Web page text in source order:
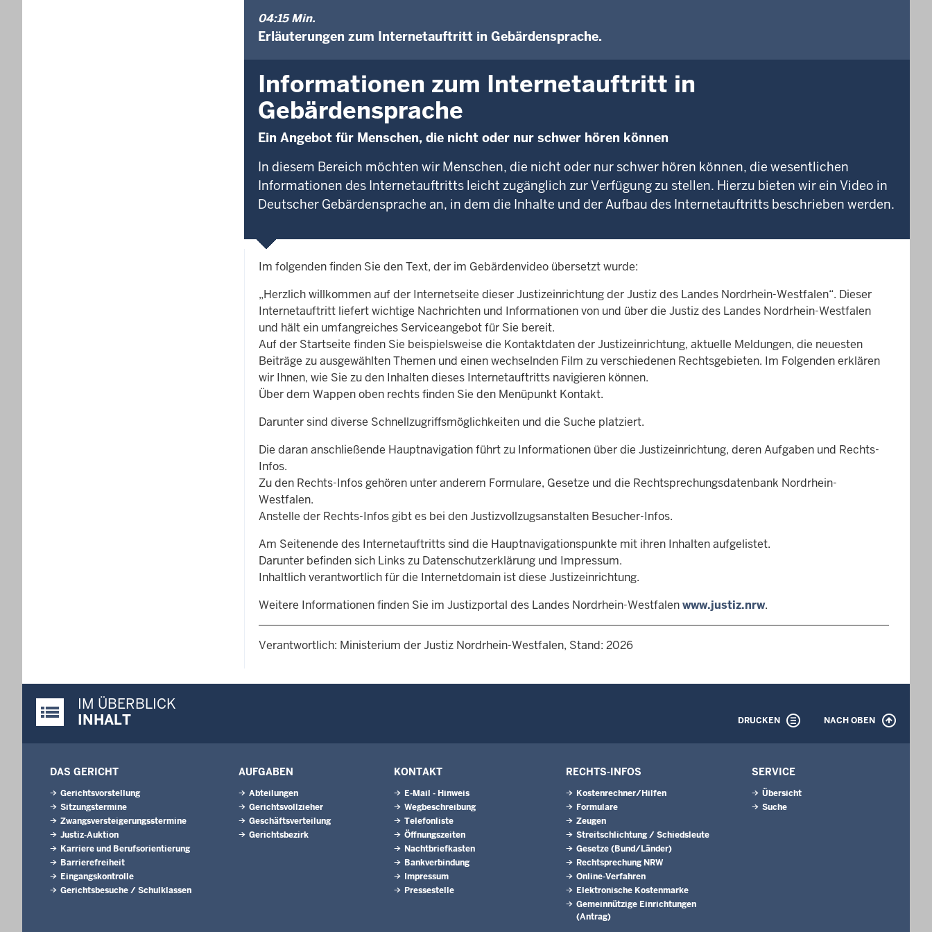
04:15 Min.
Erläuterungen zum Internetauftritt in Gebärdensprache.
Informationen zum Internetauftritt in
Gebärdensprache
Ein Angebot für Menschen, die nicht oder nur schwer hören können
In diesem Bereich möchten wir Menschen, die nicht oder nur schwer hören können, die wesentlichen
Informationen des Internetauftritts leicht zugänglich zur Verfügung zu stellen. Hierzu bieten wir ein Video in
Deutscher Gebärdensprache an, in dem die Inhalte und der Aufbau des Internetauftritts beschrieben werden.
Im folgenden finden Sie den Text, der im Gebärdenvideo übersetzt wurde:
„Herzlich willkommen auf der Internetseite dieser Justizeinrichtung der Justiz des Landes Nordrhein-Westfalen“. Dieser
Internetauftritt liefert wichtige Nachrichten und Informationen von und über die Justiz des Landes Nordrhein-Westfalen
und hält ein umfangreiches Serviceangebot für Sie bereit.
Auf der Startseite finden Sie beispielsweise die Kontaktdaten der Justizeinrichtung, aktuelle Meldungen, die neuesten
Beiträge zu ausgewählten Themen und einen wechselnden Film zu verschiedenen Rechtsgebieten. Im Folgenden erklären
wir Ihnen, wie Sie zu den Inhalten dieses Internetauftritts navigieren können.
Über dem Wappen oben rechts finden Sie den Menüpunkt Kontakt.
Darunter sind diverse Schnellzugriffsmöglichkeiten und die Suche platziert.
Die daran anschließende Hauptnavigation führt zu Informationen über die Justizeinrichtung, deren Aufgaben und Rechts-
Infos.
Zu den Rechts-Infos gehören unter anderem Formulare, Gesetze und die Rechtsprechungsdatenbank Nordrhein-
Westfalen.
Anstelle der Rechts-Infos gibt es bei den Justizvollzugsanstalten Besucher-Infos.
Am Seitenende des Internetauftritts sind die Hauptnavigationspunkte mit ihren Inhalten aufgelistet.
Darunter befinden sich Links zu Datenschutzerklärung und Impressum.
Inhaltlich verantwortlich für die Internetdomain ist diese Justizeinrichtung.
Weitere Informationen finden Sie im Justizportal des Landes Nordrhein-Westfalenwww.justiz.nrw.
Verantwortlich: Ministerium der Justiz Nordrhein-Westfalen, Stand: 2026
Justiz-Portal im Überblick:
IM ÜBERBLICK
INHALT
DRUCKEN NACH OBEN
DAS GERICHT
Gerichtsvorstellung
Sitzungstermine
Zwangsversteigerungsstermine
Justiz-Auktion
Karriere und Berufsorientierung
Barrierefreiheit
Eingangskontrolle
Gerichtsbesuche / Schulklassen
AUFGABEN
Abteilungen
Gerichtsvollzieher
Geschäftsverteilung
Gerichtsbezirk
KONTAKT
E-Mail - Hinweis
Wegbeschreibung
Telefonliste
Öffnungszeiten
Nachtbriefkasten
Bankverbindung
Impressum
Pressestelle
RECHTS-INFOS
Kostenrechner/Hilfen
Formulare
Zeugen
Streitschlichtung / Schiedsleute
Gesetze (Bund/Länder)
Rechtsprechung NRW
Online-Verfahren
Elektronische Kostenmarke
Gemeinnützige Einrichtungen
(Antrag)
SERVICE
Übersicht
Suche